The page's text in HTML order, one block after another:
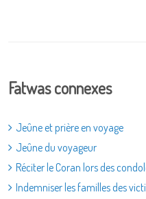
Fatwas connexes
Jeûne et prière en voyage
Jeûne du voyageur
Réciter le Coran lors des
Indemniser les familles des